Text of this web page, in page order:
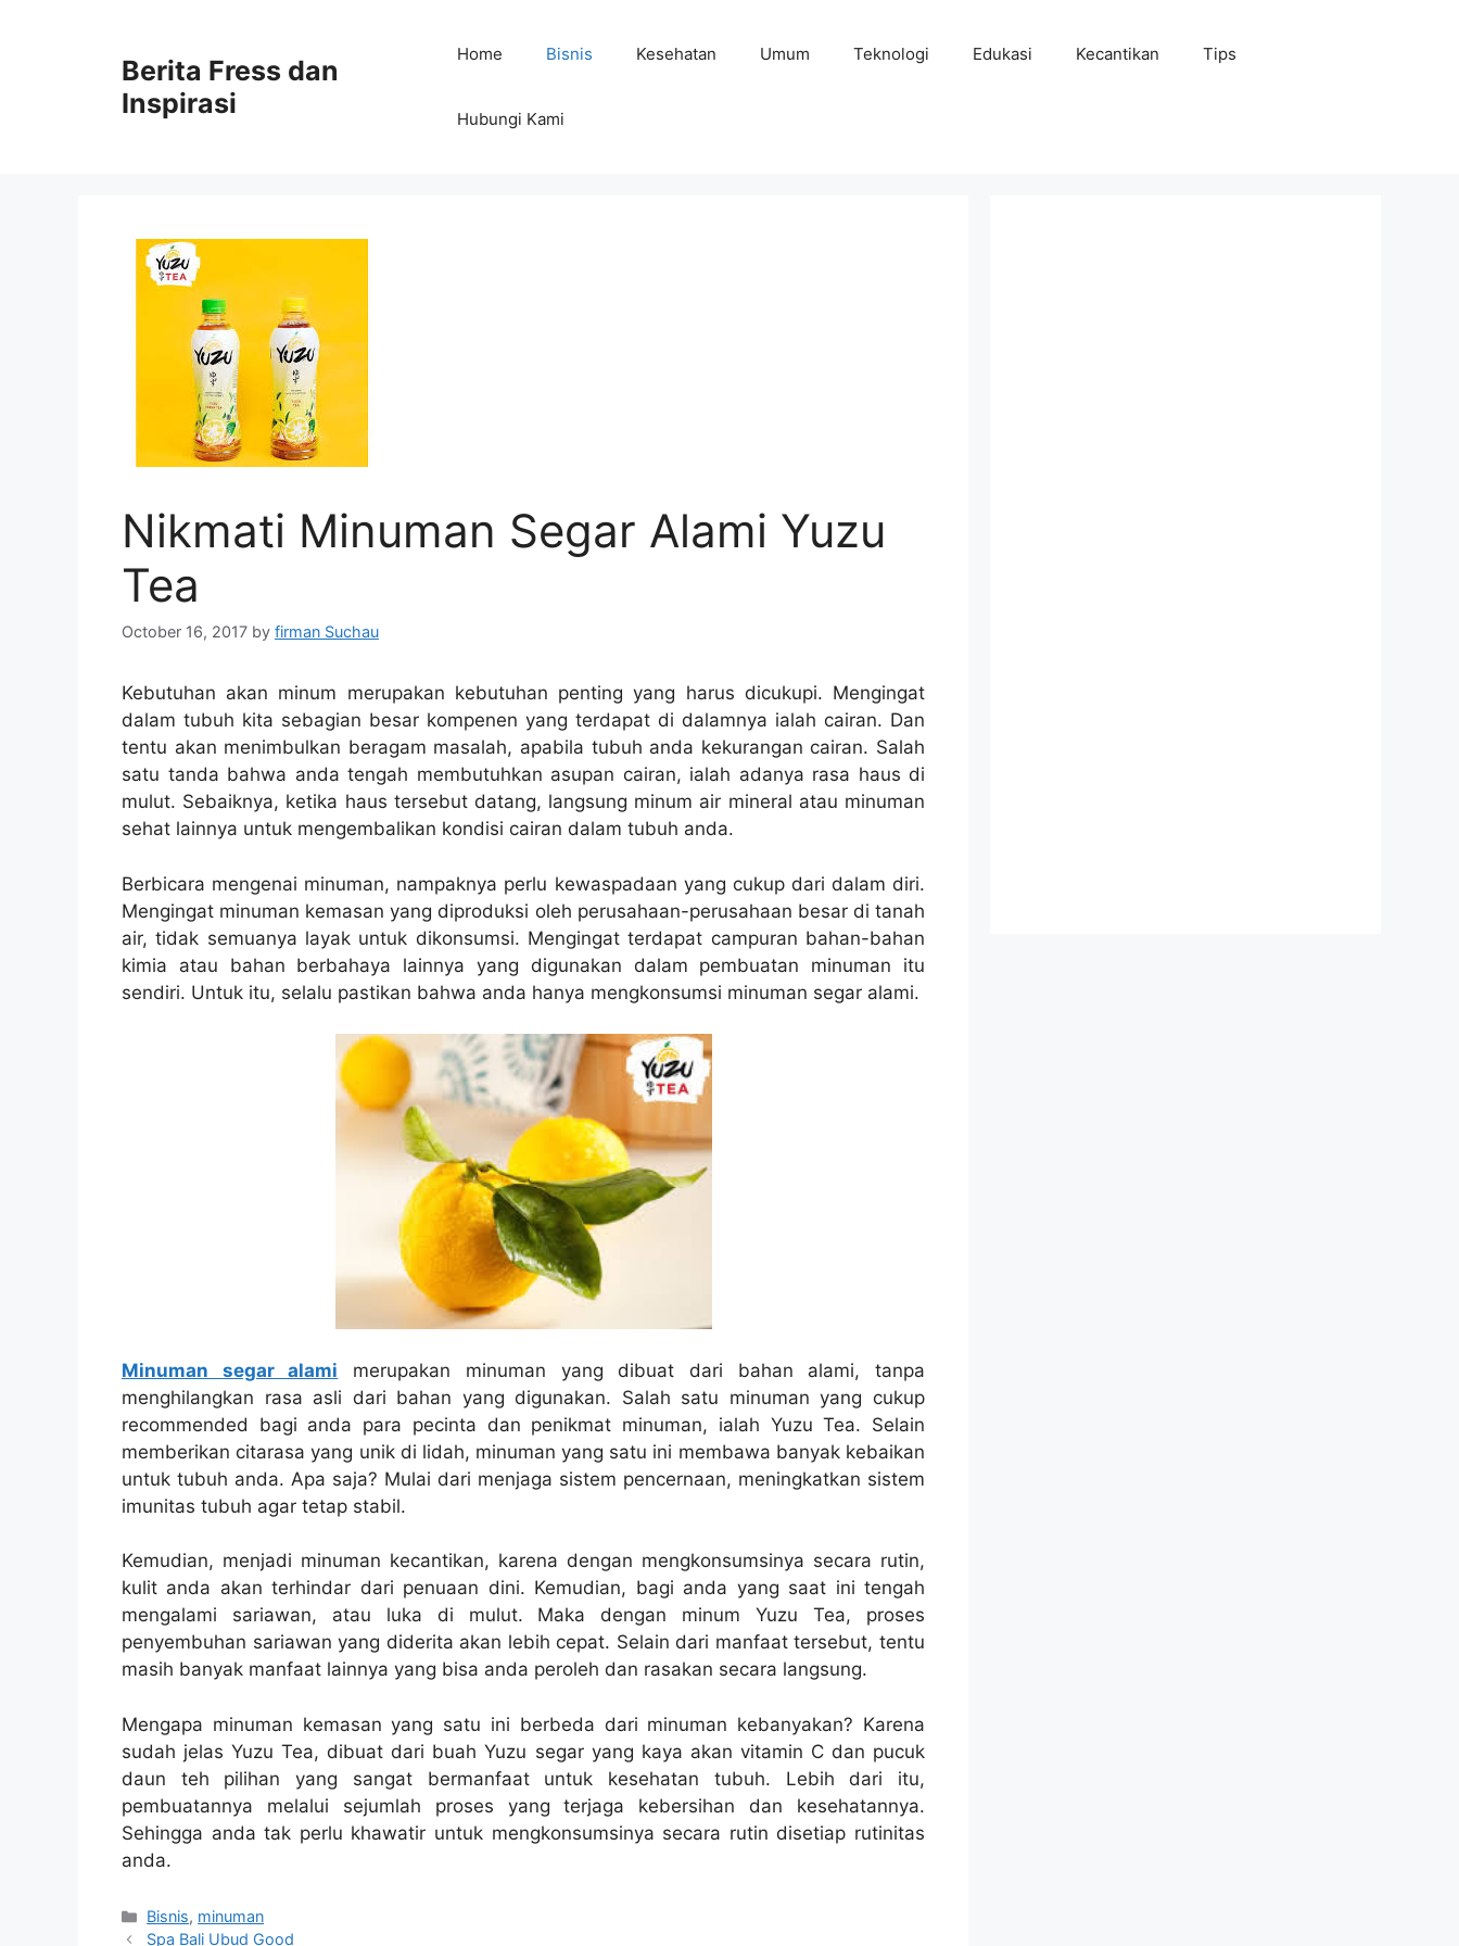
Berita Fress dan
Inspirasi
Home Bisnis Kesehatan Umum Teknologi Edukasi Kecantikan Tips
Hubungi Kami
Nikmati Minuman Segar Alami Yuzu
Tea
October 16, 2017 by firman Suchau
Kebutuhan akan minum merupakan kebutuhan penting yang harus dicukupi. Mengingat
dalam tubuh kita sebagian besar kompenen yang terdapat di dalamnya ialah cairan. Dan
tentu akan menimbulkan beragam masalah, apabila tubuh anda kekurangan cairan. Salah
satu tanda bahwa anda tengah membutuhkan asupan cairan, ialah adanya rasa haus di
mulut. Sebaiknya, ketika haus tersebut datang, langsung minum air mineral atau minuman
sehat lainnya untuk mengembalikan kondisi cairan dalam tubuh anda.
Berbicara mengenai minuman, nampaknya perlu kewaspadaan yang cukup dari dalam diri.
Mengingat minuman kemasan yang diproduksi oleh perusahaan-perusahaan besar di tanah
air, tidak semuanya layak untuk dikonsumsi. Mengingat terdapat campuran bahan-bahan
kimia atau bahan berbahaya lainnya yang digunakan dalam pembuatan minuman itu
sendiri. Untuk itu, selalu pastikan bahwa anda hanya mengkonsumsi minuman segar alami.
Minuman segar alami
merupakan minuman yang dibuat dari bahan alami, tanpa
menghilangkan rasa asli dari bahan yang digunakan. Salah satu minuman yang cukup
recommended bagi anda para pecinta dan penikmat minuman, ialah Yuzu Tea. Selain
memberikan citarasa yang unik di lidah, minuman yang satu ini membawa banyak kebaikan
untuk tubuh anda. Apa saja? Mulai dari menjaga sistem pencernaan, meningkatkan sistem
imunitas tubuh agar tetap stabil.
Kemudian, menjadi minuman kecantikan, karena dengan mengkonsumsinya secara rutin,
kulit anda akan terhindar dari penuaan dini. Kemudian, bagi anda yang saat ini tengah
mengalami sariawan, atau luka di mulut. Maka dengan minum Yuzu Tea, proses
penyembuhan sariawan yang diderita akan lebih cepat. Selain dari manfaat tersebut, tentu
masih banyak manfaat lainnya yang bisa anda peroleh dan rasakan secara langsung.
Mengapa minuman kemasan yang satu ini berbeda dari minuman kebanyakan? Karena
sudah jelas Yuzu Tea, dibuat dari buah Yuzu segar yang kaya akan vitamin C dan pucuk
daun teh pilihan yang sangat bermanfaat untuk kesehatan tubuh. Lebih dari itu,
pembuatannya melalui sejumlah proses yang terjaga kebersihan dan kesehatannya.
Sehingga anda tak perlu khawatir untuk mengkonsumsinya secara rutin disetiap rutinitas
anda.
Categories
Bisnis, minuman
Spa Bali Ubud Good